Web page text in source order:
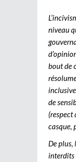
niveau
bout de
de
(respect
casque,
De plus,
interdits